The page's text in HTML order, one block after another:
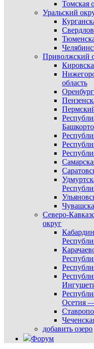
Томская
Уральский
Приволжский
область
Северо-
округ
Осетия
добавить озеро
Форум